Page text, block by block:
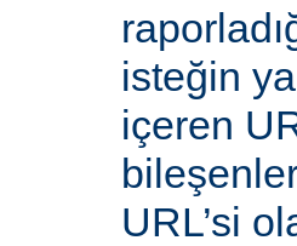
isteğin
içeren
URL’si